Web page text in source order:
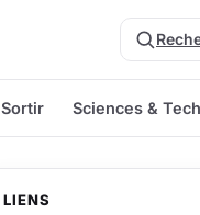
Sortir Sciences & Tech
LIENS